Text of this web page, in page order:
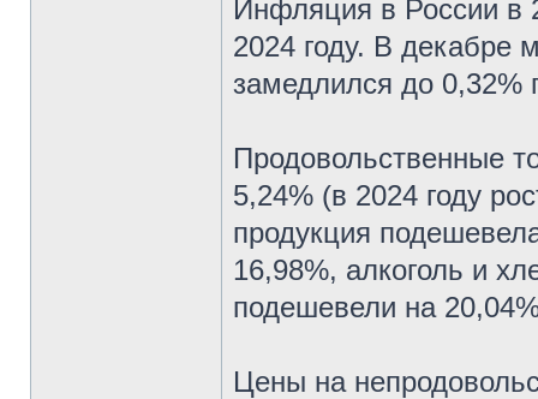
Инфляция в России в
2024 году. В декабре
замедлился до 0,32%
Продовольственные
5,24% (в 2024 году
продукция
16,98%, алкоголь и
подешевели на
Цены на